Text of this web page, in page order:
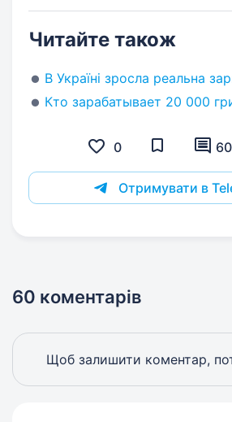
Читайте також
В Україні зросла реальна
Кто зарабатывает 20 000
0 60
Отримувати в
60 коментарів
Щоб залишити коментар,